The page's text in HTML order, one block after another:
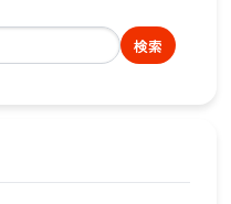
検索